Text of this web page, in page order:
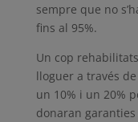
sempre que no
fins al 95%.
Un cop
lloguer a través
un 10% i un 20%
donaran